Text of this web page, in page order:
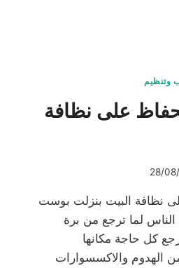
وتنظيم
على نظافة
28/
نظافة البيت بنزلت بوست
لما ترجع من برة
كل حاجة مكانها
الهدوم والاكسسوارات